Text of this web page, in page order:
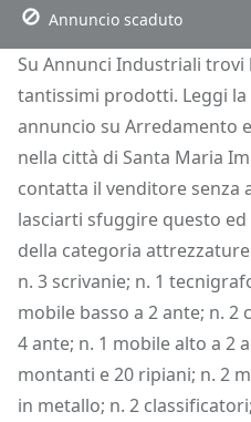
Annuncio scaduto
Su Annunci Industriali
tantissimi prodotti. Leggi
annuncio su Arredamento
nella città di Santa Maria
contatta il venditore senza
lasciarti sfuggire questo
della categoria
n. 3 scrivanie; n. 1
mobile basso a 2 ante; n. 2
4 ante; n. 1 mobile alto a 2
montanti e 20 ripiani; n. 2
in metallo; n. 2